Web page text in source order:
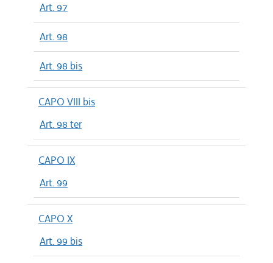
Art. 97
Art. 98
Art. 98 bis
CAPO VIII bis
Art. 98 ter
CAPO IX
Art. 99
CAPO X
Art. 99 bis